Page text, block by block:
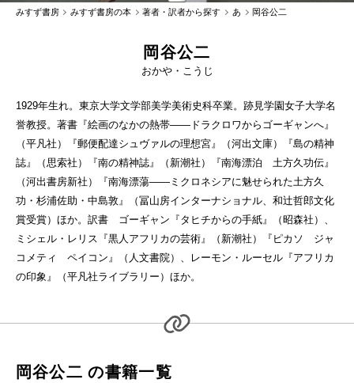
みすず書房 みすず書房の本 著者・訳者から探す あ 岡谷公二
岡谷公二
おかや・こうじ
1929年生れ。東京大学文学部美学美術史科卒業。跡見学園女子大学名
誉教授。著書『絵画のなかの熱帯——ドラクロワからゴーギャンへ』
（平凡社）『郵便配達シュヴァルの理想宮』（河出文庫）『島の精神
誌』（思索社）『南の精神誌』（新潮社）『南海漂泊 土方久功伝』
（河出書房新社）『南海漂蕩——ミクロネシアに魅せられた土方久
功・杉浦佐助・中島敦』（冨山房インターナショナル、和辻哲郎文化
賞受賞）ほか。訳書 ゴーギャン『タヒチからの手紙』（昭森社）、
ミシェル・レリス『黒人アフリカの芸術』（新潮社）『ピカソ ジャ
コメティ ペイコン』（人文書院）、レーモン・ルーセル『アフリカ
の印象』（平凡社ライブラリー）ほか。
岡谷公二 の書籍一覧